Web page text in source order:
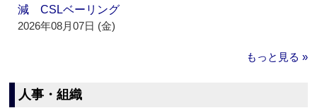
減 CSLベーリング
2026年08月07日 (金)
もっと見る »
人事・組織